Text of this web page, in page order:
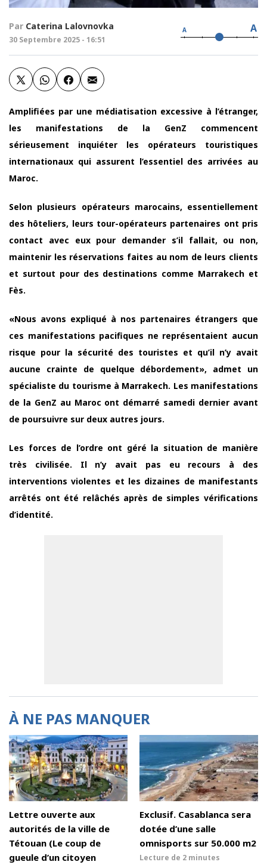
Par Caterina Lalovnovka
30 Septembre 2025 - 16:51
A A
Amplifiées par une médiatisation excessive à l’étranger,
les manifestations de la GenZ commencent
sérieusement inquiéter les opérateurs touristiques
internationaux qui assurent l’essentiel des arrivées au
Maroc.
Selon plusieurs opérateurs marocains, essentiellement
des hôteliers, leurs tour-opérateurs partenaires ont pris
contact avec eux pour demander s’il fallait, ou non,
maintenir les réservations faites au nom de leurs clients
et surtout pour des destinations comme Marrakech et
Fès.
«Nous avons expliqué à nos partenaires étrangers que
ces manifestations pacifiques ne représentaient aucun
risque pour la sécurité des touristes et qu’il n’y avait
aucune crainte de quelque débordement», admet un
spécialiste du tourisme à Marrakech. Les manifestations
de la GenZ au Maroc ont démarré samedi dernier avant
de poursuivre sur deux autres jours.
Les forces de l’ordre ont géré la situation de manière
très civilisée. Il n’y avait pas eu recours à des
interventions violentes et les dizaines de manifestants
arrêtés ont été relâchés après de simples vérifications
d’identité.
À NE PAS MANQUER
Lettre ouverte aux
autorités de la ville de
Tétouan (Le coup de
gueule d’un citoyen
Exclusif. Casablanca sera
dotée d’une salle
omnisports sur 50.000 m2
Lecture de 2 minutes